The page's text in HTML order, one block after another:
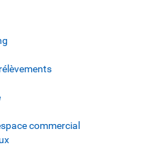
commercial